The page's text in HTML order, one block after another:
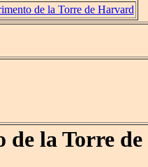
de la Torre de Harvard
de la Torre